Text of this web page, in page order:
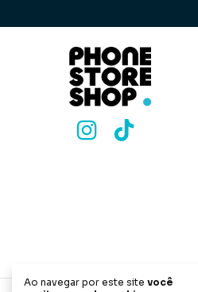
Ao navegar por este site você